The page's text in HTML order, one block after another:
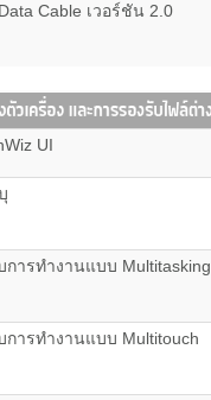
Cable เวอร์ชัน 2.0
UI
การทำงานแบบ Multitasking
การทำงานแบบ Multitouch